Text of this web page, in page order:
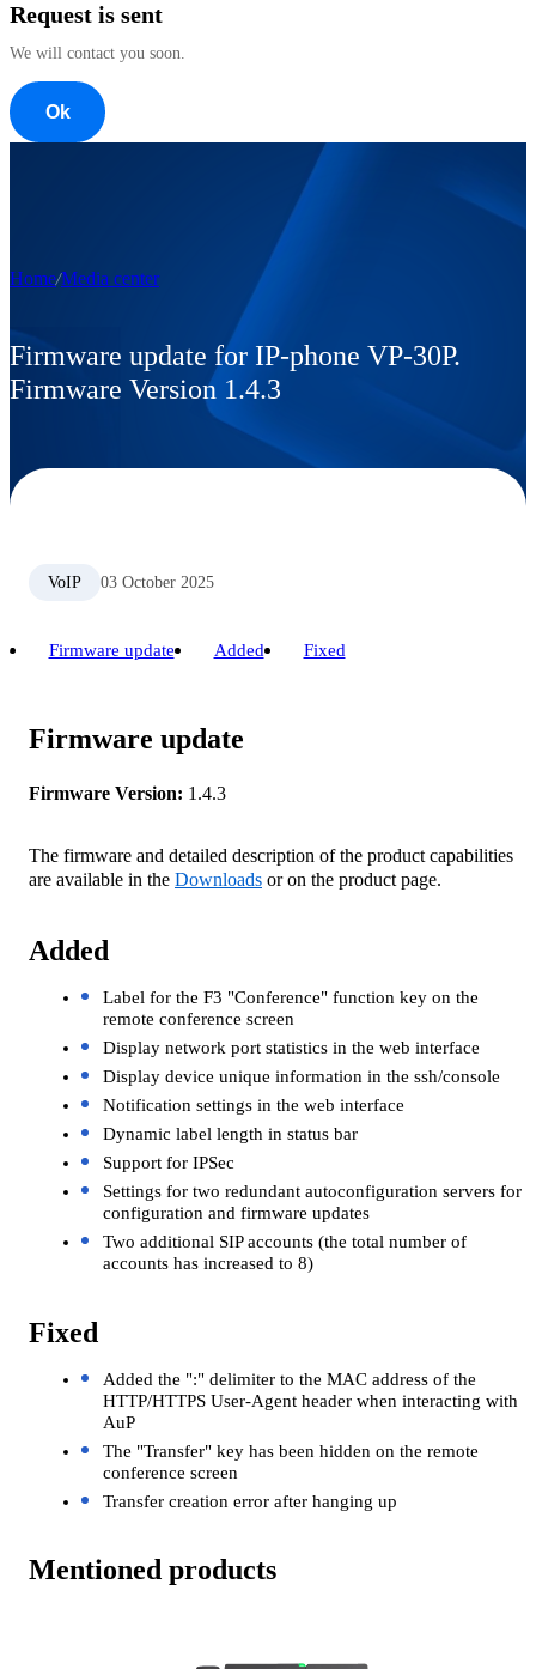
Request is sent
We will contact you soon.
Ok
Home Media center
Firmware update for IP-phone VP-30P.
Firmware Version 1.4.3
VoIP 03 October 2025
Firmware update Added Fixed
Firmware update
Firmware Version: 1.4.3
The firmware and detailed description of the product capabilities
are available in the Downloads or on the product page.
Added
Label for the F3 "Conference" function key on the
remote conference screen
Display network port statistics in the web interface
Display device unique information in the ssh/console
Notification settings in the web interface
Dynamic label length in status bar
Support for IPSec
Settings for two redundant autoconfiguration servers for
configuration and firmware updates
Two additional SIP accounts (the total number of
accounts has increased to 8)
Fixed
Added the ":" delimiter to the MAC address of the
HTTP/HTTPS User-Agent header when interacting with
AuP
The "Transfer" key has been hidden on the remote
conference screen
Transfer creation error after hanging up
Mentioned products